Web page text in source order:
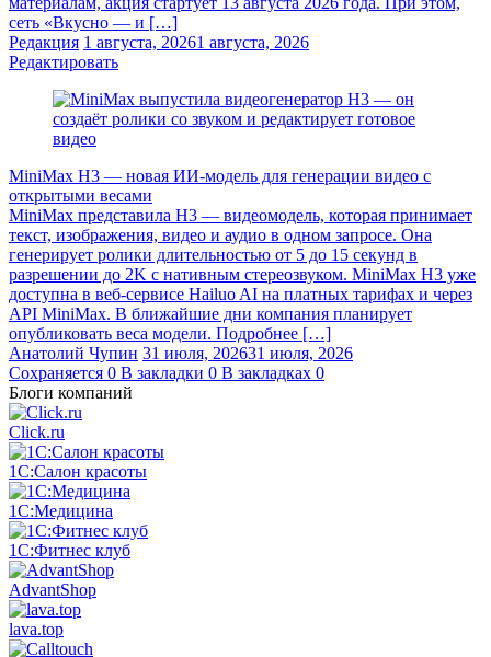
сеть «Вкусно — и […]
Редакция 1 августа, 20261 августа, 2026
Редактировать
MiniMax H3 — новая ИИ-модель для генерации видео с
открытыми весами
MiniMax представила H3 — видеомодель, которая принимает
текст, изображения, видео и аудио в одном запросе. Она
генерирует ролики длительностью от 5 до 15 секунд в
разрешении до 2K с нативным стереозвуком. MiniMax H3 уже
доступна в веб-сервисе Hailuo AI на платных тарифах и через
API MiniMax. В ближайшие дни компания планирует
опубликовать веса модели. Подробнее […]
Анатолий Чупин 31 июля, 202631 июля, 2026
Сохраняется 0 В закладки 0 В закладках 0
Блоги компаний
Click.ru
1С:Салон красоты
1С:Медицина
1С:Фитнес клуб
AdvantShop
lava.top